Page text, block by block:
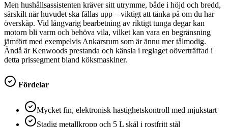
Men hushållsassistenten kräver sitt utrymme, både i höjd och bredd,
särskilt när huvudet ska fällas upp – viktigt att tänka på om du har
överskåp. Vid långvarig bearbetning av riktigt tunga degar kan
motorn bli varm och behöva vila, vilket kan vara en begränsning
jämfört med exempelvis Ankarsrum som är ännu mer tålmodig.
Ändå är Kenwoods prestanda och känsla i reglaget oöverträffad i
detta prissegment bland köksmaskiner.
Fördelar
Mycket fin, elektronisk hastighetskontroll med mjukstart
Stadig metallkropp och 5 L skål i rostfritt stål